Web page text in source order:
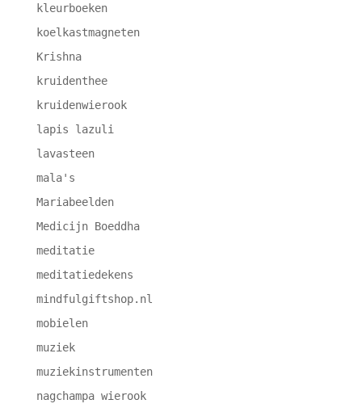
kleurboeken
koelkastmagneten
Krishna
kruidenthee
kruidenwierook
lapis lazuli
lavasteen
mala's
Mariabeelden
Medicijn Boeddha
meditatie
meditatiedekens
mindfulgiftshop.nl
mobielen
muziek
muziekinstrumenten
nagchampa wierook